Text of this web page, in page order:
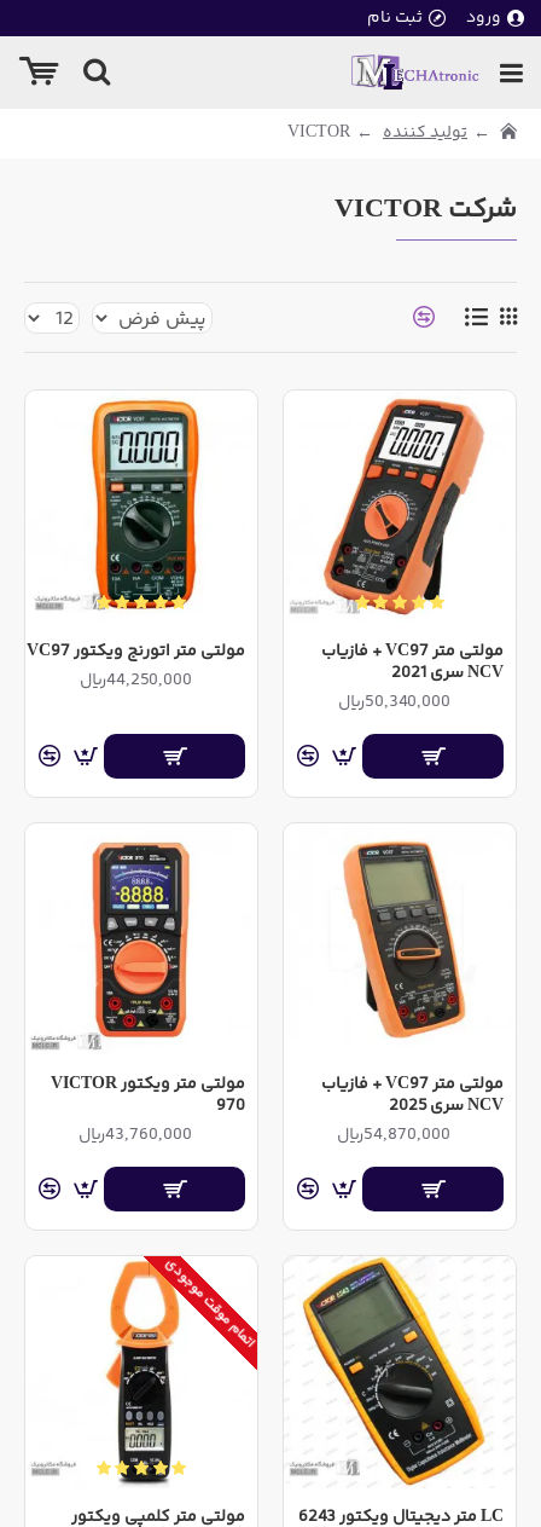
ورود ثبت نام
تولید کننده VICTOR
شرکت VICTOR
مولتی متر VC97 + فازیاب
NCV سری 2021
50,340,000ریال
مولتی متر اتورنج ویکتور VC97
44,250,000ریال
مولتی متر VC97 + فازیاب
NCV سری 2025
54,870,000ریال
مولتی متر ویکتور VICTOR
970
43,760,000ریال
LC متر دیجیتال ویکتور 6243
اتمام موقت موجودی
مولتی متر کلمپی ویکتور